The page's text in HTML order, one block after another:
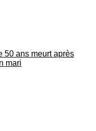
50 ans meurt après
mari